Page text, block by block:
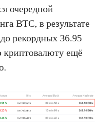
очередной
BTC, в результате
рекордных 36.95
криптовалюту ещё